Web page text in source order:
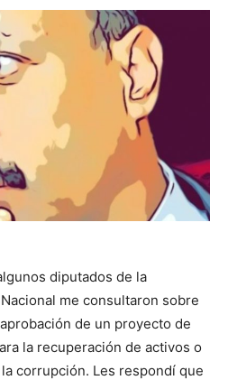
diputados de la
me consultaron sobre
de un proyecto de
la recuperación de activos o
corrupción. Les respondí que